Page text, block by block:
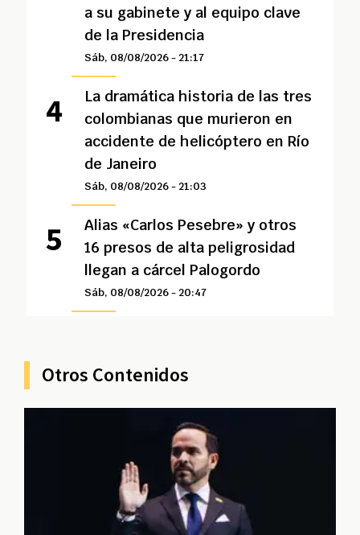
a su gabinete y al equipo clave
de la Presidencia
Sáb, 08/08/2026 - 21:17
La dramática historia de las tres
colombianas que murieron en
accidente de helicóptero en Río
de Janeiro
Sáb, 08/08/2026 - 21:03
Alias «Carlos Pesebre» y otros
16 presos de alta peligrosidad
llegan a cárcel Palogordo
Sáb, 08/08/2026 - 20:47
Otros Contenidos